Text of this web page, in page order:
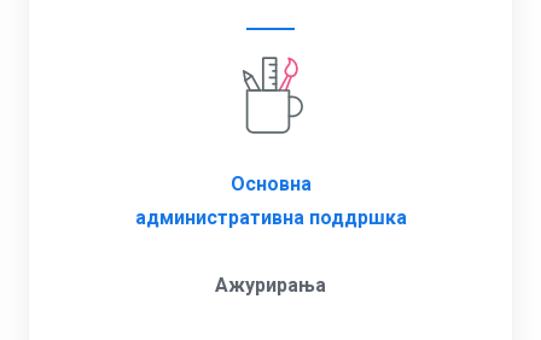
Основна
административна поддршка
Ажурирања